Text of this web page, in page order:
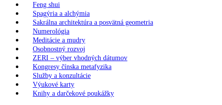
Feng shui
Spagýria a alchýmia
Sakrálna architektúra a posvätná geometria
Numerológia
Meditácie a mudry
Osobnostný rozvoj
ZERI – výber vhodných dátumov
Kongresy čínska metafyzika
Služby a konzultácie
Výukové karty
Knihy a darčekové poukážky